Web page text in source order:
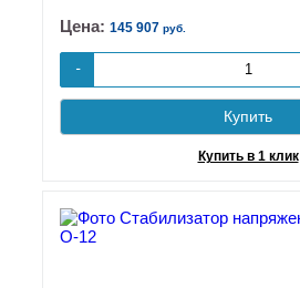
Цена: 145 907 руб.
-
Купить
Купить в 1 клик